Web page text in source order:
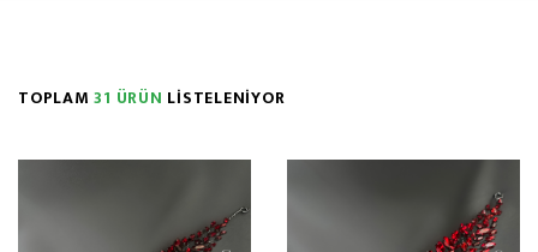
TOPLAM31 ÜRÜN LİSTELENİYOR